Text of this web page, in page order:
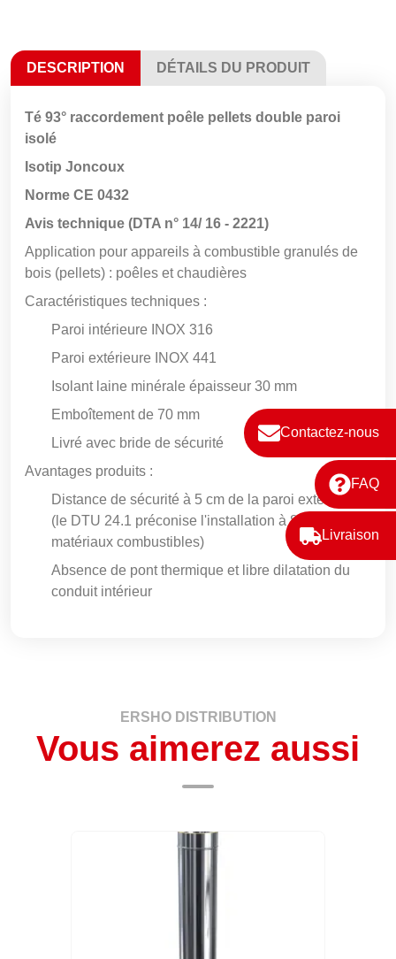
Contactez-nous
FAQ
Livraison
DESCRIPTION DÉTAILS DU PRODUIT
Té 93° raccordement poêle pellets double paroi
isolé
Isotip Joncoux
Norme CE 0432
Avis technique (DTA n° 14/ 16 - 2221)
Application pour appareils à combustible granulés de
bois (pellets) : poêles et chaudières
Caractéristiques techniques :
Paroi intérieure INOX 316
Paroi extérieure INOX 441
Isolant laine minérale épaisseur 30 mm
Emboîtement de 70 mm
Livré avec bride de sécurité
Avantages produits :
Distance de sécurité à 5 cm de la paroi extérieure
(le DTU 24.1 préconise l'installation à 8 cm des
matériaux combustibles)
Absence de pont thermique et libre dilatation du
conduit intérieur
ERSHO DISTRIBUTION
Vous aimerez aussi